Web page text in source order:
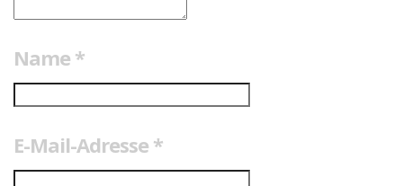
Name *
E-Mail-Adresse *